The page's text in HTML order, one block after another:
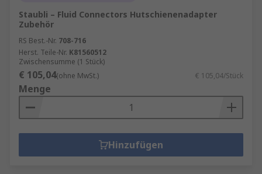
Staubli – Fluid Connectors Hutschienenadapter
Zubehör
RS Best.-Nr. 708-716
Herst. Teile-Nr. K81560512
Zwischensumme (1 Stück)
€ 105,04(ohne MwSt.) € 105,04/Stück
Menge
Hinzufügen